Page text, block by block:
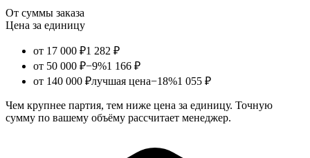
От суммы заказа
Цена за единицу
от 17 000 ₽1 282 ₽
от 50 000 ₽−9%1 166 ₽
от 140 000 ₽лучшая цена−18%1 055 ₽
Чем крупнее партия, тем ниже цена за единицу. Точную
сумму по вашему объёму рассчитает менеджер.